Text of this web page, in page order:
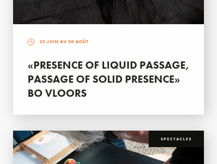
25 JUIN AU 30 AOÛT
«PRESENCE OF LIQUID PASSAGE,
PASSAGE OF SOLID PRESENCE»
BO VLOORS
SPECTACLES